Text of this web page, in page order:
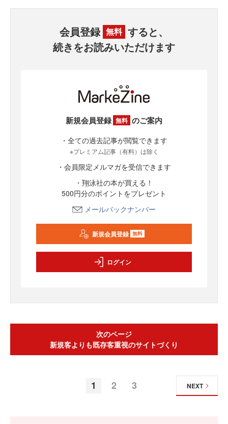
会員登録 無料 すると、
続きをお読みいただけます
新規会員登録 無料 のご案内
・全ての過去記事が閲覧できます
※プレミアム記事（有料）は除く
・会員限定メルマガを受信できます
・翔泳社の本が買える！
500円分のポイントをプレゼント
メールバックナンバー
新規会員登録 無料
ログイン
次のページ
新規客よりも既存客重視のサイトづくり
1 2 3 NEXT